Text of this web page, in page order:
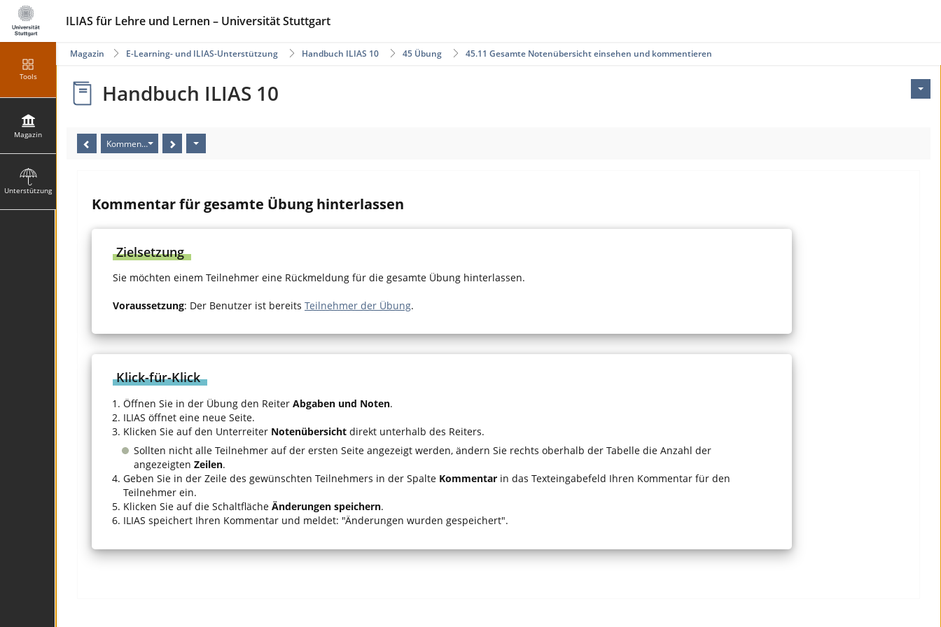
ILIAS für Lehre und Lernen – Universität Stuttgart
Tools
Magazin
Unterstützung
45.11 Gesamte Notenübersicht einsehen und kommentieren
45 Übung
Handbuch ILIAS 10
E-Learning- und ILIAS-Unterstützung
Magazin
Handbuch ILIAS 10
Kommentar für gesamte Übung hinterlassen
Kommentar für gesamte Übung hinterlassen
Zielsetzung
Sie möchten einem Teilnehmer eine Rückmeldung für die gesamte Übung hinterlassen.
Voraussetzung: Der Benutzer ist bereits Teilnehmer der Übung.
Klick-für-Klick
Öffnen Sie in der Übung den Reiter Abgaben und Noten.
ILIAS öffnet eine neue Seite.
Klicken Sie auf den Unterreiter Notenübersicht direkt unterhalb des Reiters.
Sollten nicht alle Teilnehmer auf der ersten Seite angezeigt werden, ändern Sie rechts oberhalb der Tabelle die Anzahl der
angezeigten Zeilen.
Geben Sie in der Zeile des gewünschten Teilnehmers in der Spalte Kommentar in das Texteingabefeld Ihren Kommentar für den
Teilnehmer ein.
Klicken Sie auf die Schaltfläche Änderungen speichern.
ILIAS speichert Ihren Kommentar und meldet: "Änderungen wurden gespeichert".